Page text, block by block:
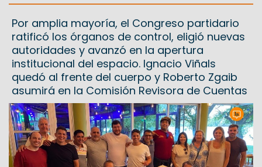
Por amplia mayoría, el Congreso partidario
ratificó los órganos de control, eligió nuevas
autoridades y avanzó en la apertura
institucional del espacio. Ignacio Viñals
quedó al frente del cuerpo y Roberto Zgaib
asumirá en la Comisión Revisora de Cuentas